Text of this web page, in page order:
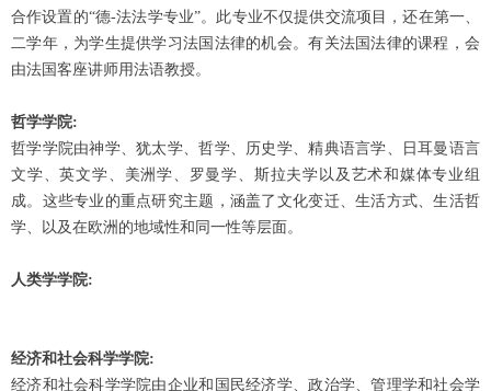
合作设置的“德-法法学专业”。此专业不仅提供交流项目，还在第一、
二学年，为学生提供学习法国法律的机会。有关法国法律的课程，会
由法国客座讲师用法语教授。
哲学学院:
哲学学院由神学、犹太学、哲学、历史学、精典语言学、日耳曼语言
文学、英文学、美洲学、罗曼学、斯拉夫学以及艺术和媒体专业组
成。这些专业的重点研究主题，涵盖了文化变迁、生活方式、生活哲
学、以及在欧洲的地域性和同一性等层面。
人类学学院:
经济和社会科学学院:
经济和社会科学学院由企业和国民经济学、政治学、管理学和社会学